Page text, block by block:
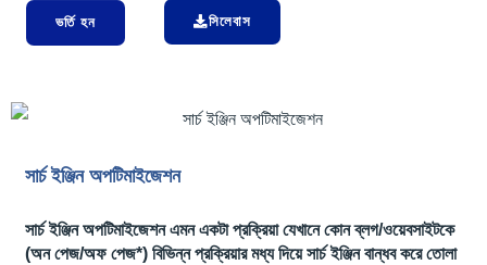
ভর্তি হন সিলেবাস
সার্চ ইঞ্জিন অপটিমাইজেশন
সার্চ ইঞ্জিন অপটিমাইজেশন এমন একটা প্রক্রিয়া যেখানে কোন ব্লগ/ওয়েবসাইটকে
(অন পেজ/অফ পেজ*) বিভিন্ন প্রক্রিয়ার মধ্য দিয়ে সার্চ ইঞ্জিন বান্ধব করে তোলা